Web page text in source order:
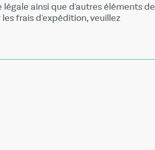
ainsi que d'autres éléments de
frais d'expédition, veuillez